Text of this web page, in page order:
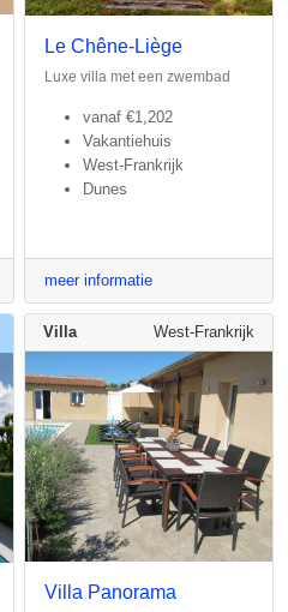
Le Chêne-Liège
Luxe villa met een zwembad
vanaf €1,202
Vakantiehuis
West-Frankrijk
Dunes
meer informatie
Villa West-Frankrijk
Villa Panorama